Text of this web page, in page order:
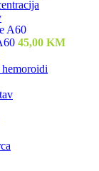
hemoroidi
45,00 KM